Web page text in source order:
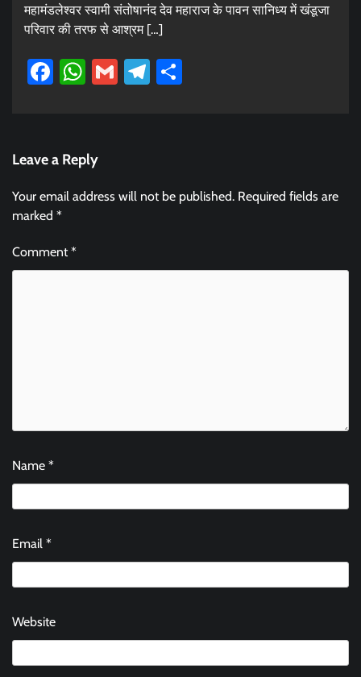
महामंडलेश्वर स्वामी संतोषानंद देव महाराज के पावन सानिध्य में खंडूजा
परिवार की तरफ से आश्रम […]
Facebook
WhatsApp
GmailTelegram
Leave a Reply
Your email address will not be published. Required fields are
marked *
Comment*
Name *
Email *
Website